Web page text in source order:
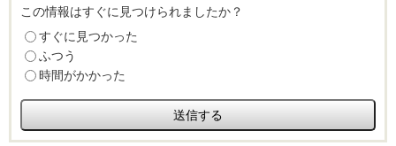
この情報はすぐに見つけられましたか？
すぐに見つかった
ふつう
時間がかかった